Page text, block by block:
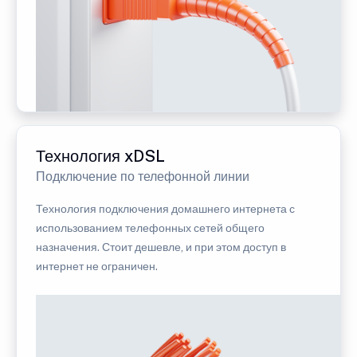
Технология xDSL
Подключение по телефонной линии
Технология подключения домашнего интернета с
использованием телефонных сетей общего
назначения. Стоит дешевле, и при этом доступ в
интернет не ограничен.